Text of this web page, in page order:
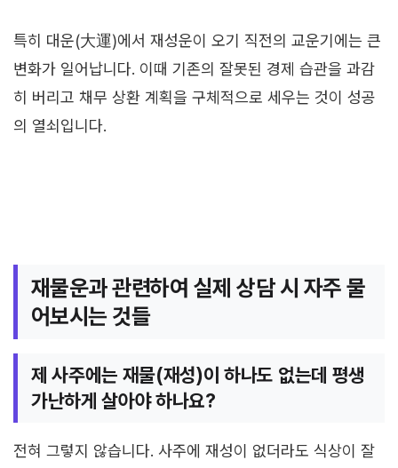
특히 대운(大運)에서 재성운이 오기 직전의 교운기에는 큰
변화가 일어납니다. 이때 기존의 잘못된 경제 습관을 과감
히 버리고 채무 상환 계획을 구체적으로 세우는 것이 성공
의 열쇠입니다.
재물운과 관련하여 실제 상담 시 자주 물
어보시는 것들
제 사주에는 재물(재성)이 하나도 없는데 평생
가난하게 살아야 하나요?
전혀 그렇지 않습니다. 사주에 재성이 없더라도 식상이 잘